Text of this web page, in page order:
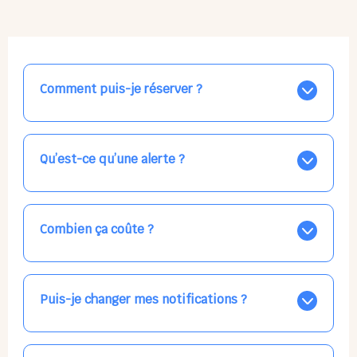
Comment puis-je réserver ?
Nos places libres au quotidien sont affichées jour par
jour dans le calendrier ci-dessus, EN BLEU. Tapez sur
celle qui vous intéresse, choisissez vos horaires, et la
confirmation est immédiate ! Vos accueils
Qu’est-ce qu’une alerte ?
Vous avez besoin d'une solution d'accueil pour une
date précise, ou pour un jour régulier dans la semaine,
mais les places disponibles EN BLEU ne correspondent
pas ? Créez une alerte ponctuelle ou récurrente, ainsi
Combien ça coûte ?
Votre accueil est normalement facturé par la direction
de la crèche, en fin de mois, selon votre taux horaire
habituel. N'hésitez pas à confirmer directement avec
l'équipe lors de la prochaine visite !
Puis-je changer mes notifications ?
Dans votre profil (bouton bleu en haut à droite), vous
pouvez choisir de recevoir les alertes et confirmations